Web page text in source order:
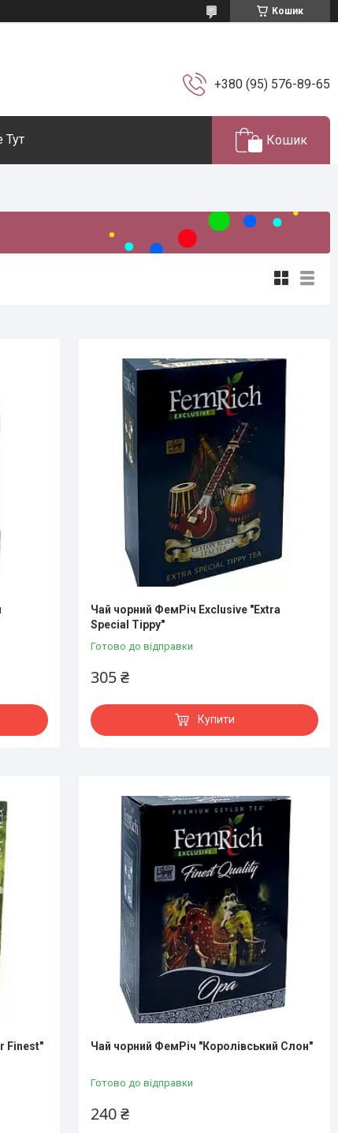
Кошик
+380 (95) 576-89-65
Кошик
Чай чорний ФемРi​​​​​​​ч Exclusive "Extra
Special Tippy"
Готово до відправки
305 ₴
Купити
Finest"
Чай чорний ФемРіч "Королівський Слон"
Готово до відправки
240 ₴